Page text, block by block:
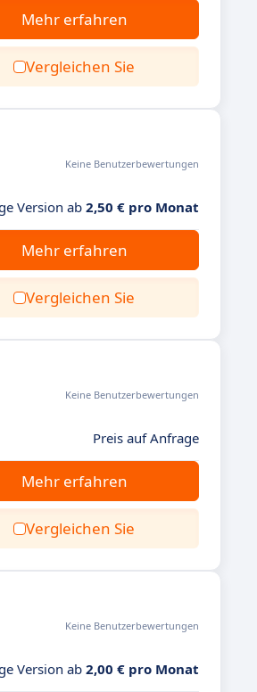
Mehr erfahren
Vergleichen Sie
Keine Benutzerbewertungen
Version ab 2,50 € pro Monat
Mehr erfahren
Vergleichen Sie
Keine Benutzerbewertungen
Preis auf Anfrage
Mehr erfahren
Vergleichen Sie
Keine Benutzerbewertungen
Version ab 2,00 € pro Monat